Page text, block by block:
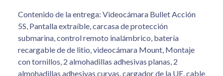
Contenido de la entrega: Videocámara BulletAcción
5S, Pantallaextraíble,carcasa de protección
submarina, control remoto inalámbrico, batería
recargablede de litio, videocámara Mount, Montaje
con tornillos, 2 almohadillas adhesivas planas, 2
almohadillas adhesivas curvas,cargador de la UE, cable